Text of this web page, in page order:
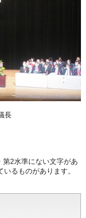
長
2水準にない文字があ
るものがあります。